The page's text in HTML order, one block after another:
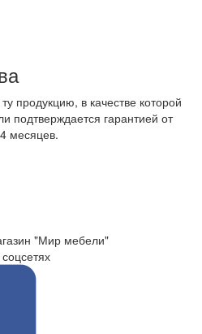
продукцию, в качестве которой
подтверждается гарантией от
месяцев.
"Мир мебели"